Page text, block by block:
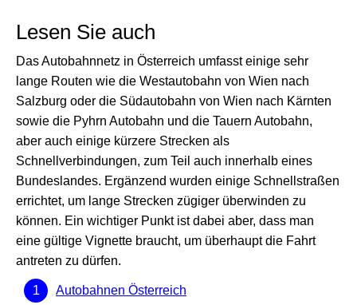
Lesen Sie auch
Das Autobahnnetz in Österreich umfasst einige sehr
lange Routen wie die Westautobahn von Wien nach
Salzburg oder die Südautobahn von Wien nach Kärnten
sowie die Pyhrn Autobahn und die Tauern Autobahn,
aber auch einige kürzere Strecken als
Schnellverbindungen, zum Teil auch innerhalb eines
Bundeslandes. Ergänzend wurden einige Schnellstraßen
errichtet, um lange Strecken zügiger überwinden zu
können. Ein wichtiger Punkt ist dabei aber, dass man
eine gültige Vignette braucht, um überhaupt die Fahrt
antreten zu dürfen.
Autobahnen Österreich